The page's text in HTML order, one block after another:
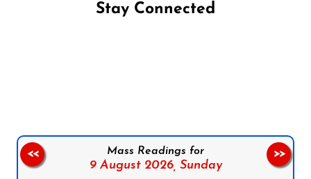
Stay Connected
Mass Readings for
9 August 2026, Sunday
<< >>